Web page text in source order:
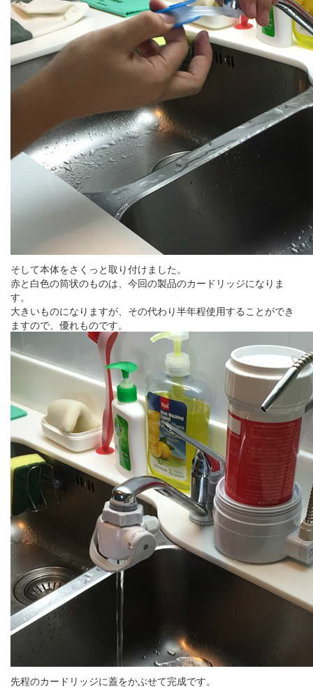
そして本体をさくっと取り付けました。
赤と白色の筒状のものは、今回の製品のカードリッジになりま
す。
大きいものになりますが、その代わり半年程使用することができ
ますので、優れものです。
先程のカードリッジに蓋をかぶせて完成です。